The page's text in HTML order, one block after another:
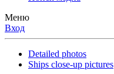
Меню
Вход
Detailed photos
Ships close-up pictures